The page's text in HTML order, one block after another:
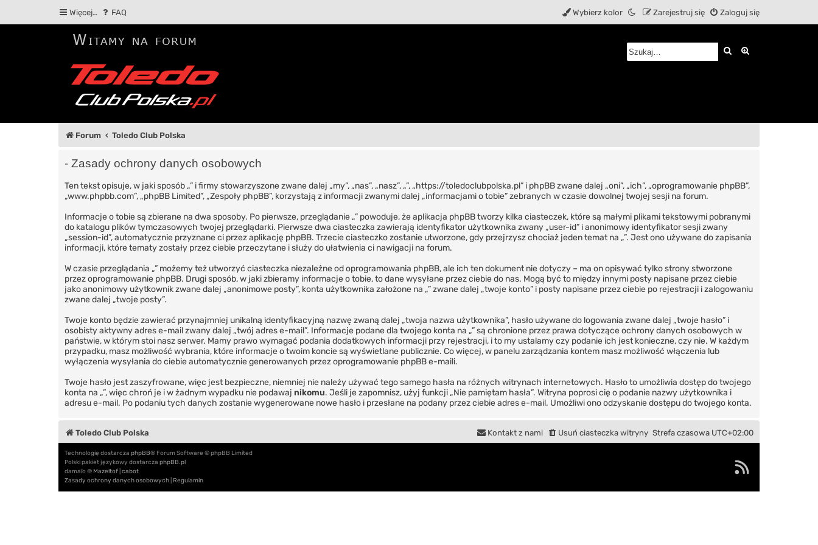
Więcej… FAQ Zaloguj się
Zarejestruj się
Wybierz kolor
Szukaj
Forum Toledo Club Polska
- Zasady ochrony danych osobowych
Ten tekst opisuje, w jaki sposób „” i firmy stowarzyszone zwane dalej „my”, „nas”, „nasz”, „”, „https://toledoclubpolska.pl” i phpBB zwane dalej „oni”, „ich”, „oprogramowanie phpBB”,
„www.phpbb.com”, „phpBB Limited”, „Zespoły phpBB”, korzystają z informacji zwanymi dalej „informacjami o tobie” zebranych w czasie dowolnej twojej sesji na forum.
Informacje o tobie są zbierane na dwa sposoby. Po pierwsze, przeglądanie „” powoduje, że aplikacja phpBB tworzy kilka ciasteczek, które są małymi plikami tekstowymi pobranymi
do katalogu plików tymczasowych twojej przeglądarki. Pierwsze dwa ciasteczka zawierają identyfikator użytkownika zwany „user-id” i anonimowy identyfikator sesji zwany
„session-id”, automatycznie przyznane ci przez aplikację phpBB. Trzecie ciasteczko zostanie utworzone, gdy przejrzysz chociaż jeden temat na „”. Jest ono używane do zapisania
informacji, które tematy zostały przez ciebie przeczytane i służy do ułatwienia ci nawigacji na forum.
W czasie przeglądania „” możemy też utworzyć ciasteczka niezależne od oprogramowania phpBB, ale ich ten dokument nie dotyczy – ma on opisywać tylko strony stworzone
przez oprogramowanie phpBB. Drugi sposób, w jaki zbieramy informacje o tobie, to dane wysyłane przez ciebie do nas. Mogą być to między innymi posty napisane przez ciebie
jako anonimowy użytkownik zwane dalej „anonimowe posty”, konta użytkownika założone na „” zwane dalej „twoje konto” i posty napisane przez ciebie po rejestracji i zalogowaniu
zwane dalej „twoje posty”.
Twoje konto będzie zawierać przynajmniej unikalną identyfikacyjną nazwę zwaną dalej „twoja nazwa użytkownika”, hasło używane do logowania zwane dalej „twoje hasło” i
osobisty aktywny adres e-mail zwany dalej „twój adres e-mail”. Informacje podane dla twojego konta na „” są chronione przez prawa dotyczące ochrony danych osobowych w
państwie, w którym stoi nasz serwer. Mamy prawo wymagać podania dodatkowych informacji przy rejestracji, i to my ustalamy czy podanie ich jest konieczne, czy nie. W każdym
przypadku, masz możliwość wybrania, które informacje o twoim koncie są wyświetlane publicznie. Co więcej, w panelu zarządzania kontem masz możliwość włączenia lub
wyłączenia wysyłania do ciebie automatycznie generowanych przez oprogramowanie phpBB e-maili.
Twoje hasło jest zaszyfrowane, więc jest bezpieczne, niemniej nie należy używać tego samego hasła na różnych witrynach internetowych. Hasło to umożliwia dostęp do twojego
konta na „”, więc chroń je i w żadnym wypadku nie podawaj nikomu. Jeśli je zapomnisz, użyj funkcji „Nie pamiętam hasła”. Witryna poprosi cię o podanie nazwy użytkownika i
adresu e-mail. Po podaniu tych danych zostanie wygenerowane nowe hasło i przesłane na podany przez ciebie adres e-mail. Umożliwi ono odzyskanie dostępu do twojego konta.
Toledo Club Polska Strefa czasowa UTC+02:00
Usuń ciasteczka witryny
Kontakt z nami
Technologię dostarcza phpBB® Forum Software © phpBB Limited
Polski pakiet językowy dostarcza phpBB.pl
damaïo © Mazeltof cabot
Zasady ochrony danych osobowych Regulamin